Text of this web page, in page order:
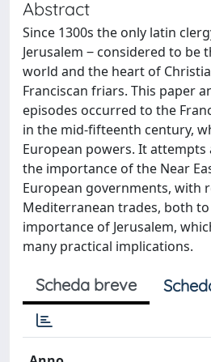
Abstract
Since 1300s the only latin
Jerusalem ‒ considered to be
world and the heart of
Franciscan friars. This paper
episodes occurred to the
in the mid-fifteenth century,
European powers. It
the importance of the Near
European governments, with
Mediterranean trades, both
importance of Jerusalem,
many practical implications.
Scheda breve